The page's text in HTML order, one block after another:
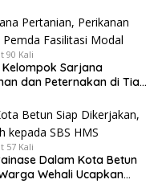
90 Kali
Kelompok Sarjana
dan Peternakan di Tiap
57 Kali
Dalam Kota Betun
Wehali Ucapkan